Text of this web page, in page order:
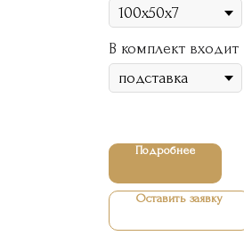
В комплект входит
Подробнее
Оставить заявку